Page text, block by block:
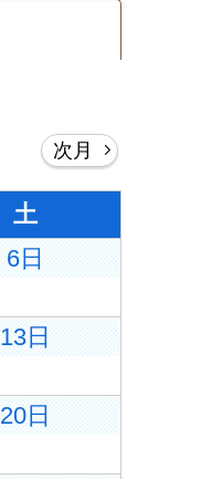
次月
土
6日
13日
20日